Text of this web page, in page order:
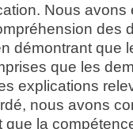
Nous avons
des
démontrant que
que les
explications
nous avons
la